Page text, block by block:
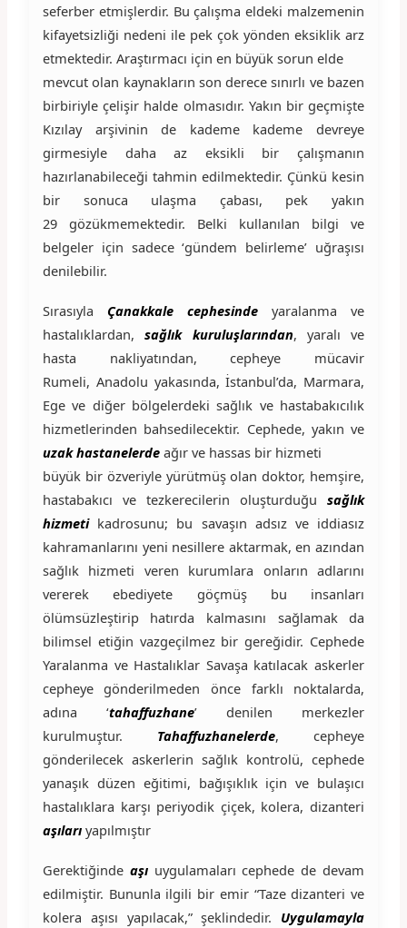
seferber etmişlerdir. Bu çalışma eldeki malzemenin
kifayetsizliği nedeni ile pek çok yönden eksiklik arz
etmektedir. Araştırmacı için en büyük sorun elde
mevcut olan kaynakların son derece sınırlı ve bazen
birbiriyle çelişir halde olmasıdır. Yakın bir geçmişte
Kızılay arşivinin de kademe kademe devreye
girmesiyle daha az eksikli bir çalışmanın
hazırlanabileceği tahmin edilmektedir. Çünkü kesin
bir sonuca ulaşma çabası, pek yakın
29 gözükmemektedir. Belki kullanılan bilgi ve
belgeler için sadece ‘gündem belirleme’ uğraşısı
denilebilir.
Sırasıyla Çanakkale cephesinde
yaralanma ve
hastalıklardan,sağlık kuruluşlarından, yaralı ve
hasta nakliyatından, cepheye mücavir
Rumeli, Anadolu yakasında, İstanbul’da, Marmara,
Ege ve diğer bölgelerdeki sağlık ve hastabakıcılık
hizmetlerinden bahsedilecektir. Cephede, yakın ve
uzak hastanelerdeağır ve hassas bir hizmeti
büyük bir özveriyle yürütmüş olan doktor, hemşire,
hastabakıcı ve tezkerecilerin oluşturduğusağlık
hizmeti kadrosunu; bu savaşın adsız ve iddiasız
kahramanlarını yeni nesillere aktarmak, en azından
sağlık hizmeti veren kurumlara onların adlarını
vererek ebediyete göçmüş bu insanları
ölümsüzleştirip hatırda kalmasını sağlamak da
bilimsel etiğin vazgeçilmez bir gereğidir. Cephede
Yaralanma ve Hastalıklar Savaşa katılacak askerler
cepheye gönderilmeden önce farklı noktalarda,
adına ‘tahaffuzhane’ denilen merkezler
kurulmuştur. Tahaffuzhanelerde, cepheye
gönderilecek askerlerin sağlık kontrolü, cephede
yanaşık düzen eğitimi, bağışıklık için ve bulaşıcı
hastalıklara karşı periyodik çiçek, kolera, dizanteri
aşılarıyapılmıştır
Gerektiğinde aşı uygulamaları cephede de devam
edilmiştir. Bununla ilgili bir emir “Taze dizanteri ve
kolera aşısı yapılacak,” şeklindedir. Uygulamayla